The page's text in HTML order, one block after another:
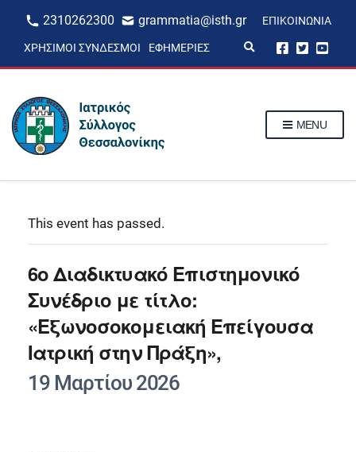
2310262300 grammatia@isth.gr ΕΠΙΚΟΙΝΩΝΊΑ
ΧΡΉΣΙΜΟΙ ΣΎΝΔΕΣΜΟΙ ΕΦΗΜΕΡΊΕΣ
p
MENU
This event has passed.
6ο Διαδικτυακό Επιστημονικό
Συνέδριο με τίτλο:
«Εξωνοσοκομειακή Επείγουσα
Ιατρική στην Πράξη»,
19 Μαρτίου 2026